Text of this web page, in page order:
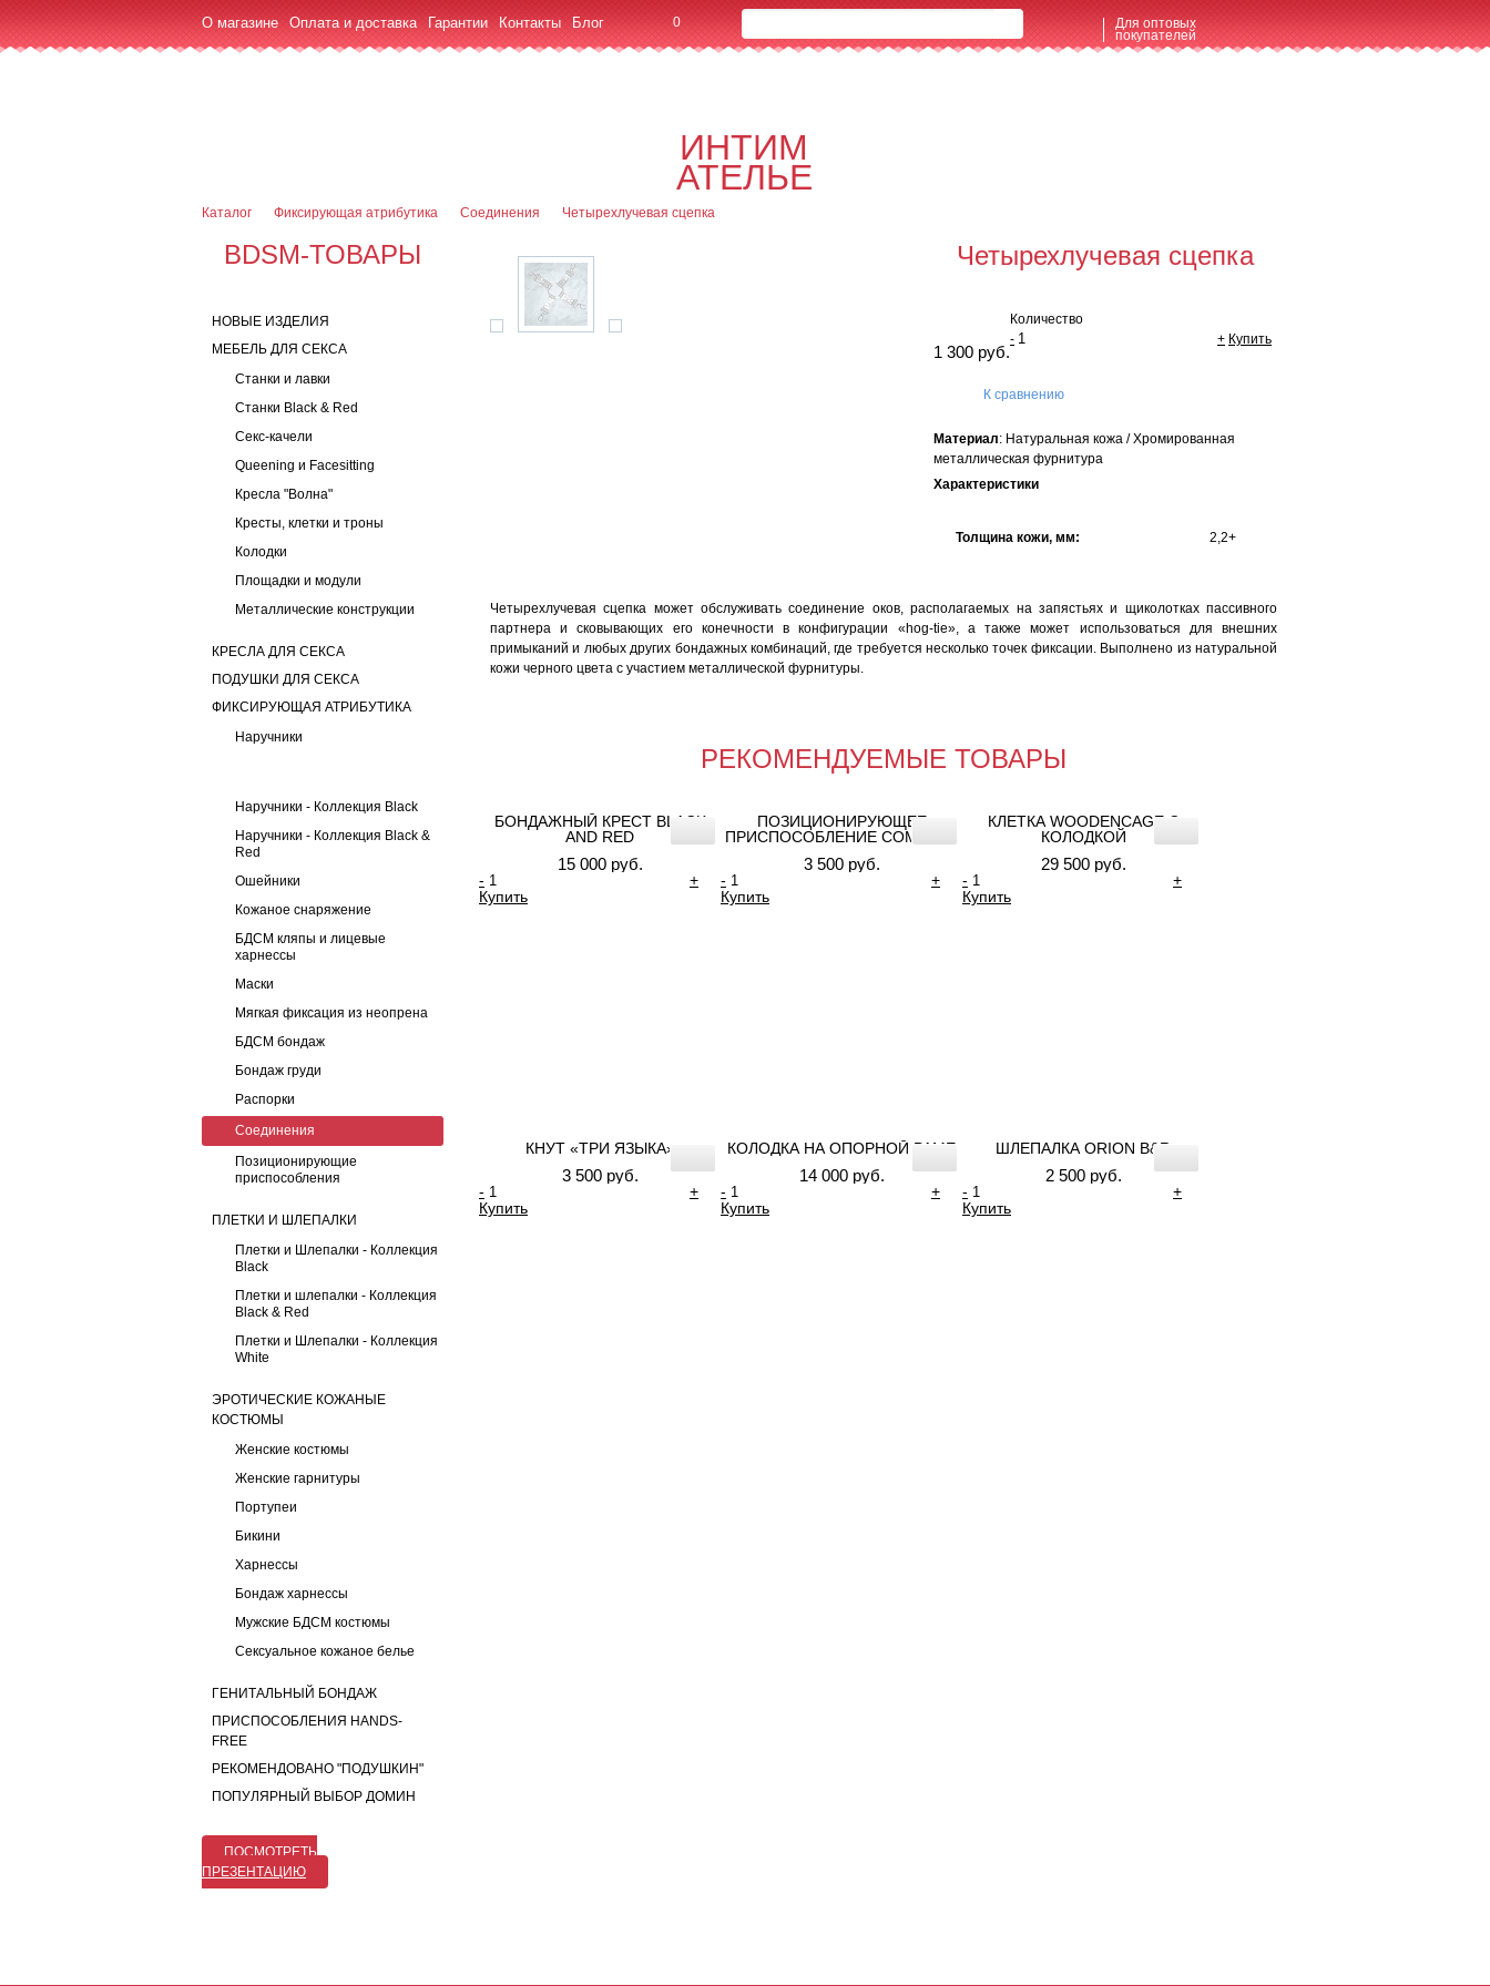
О магазине Оплата и доставка Гарантии Контакты Блог 0 Для оптовых
покупателей
ИНТИМ
АТЕЛЬЕ
Каталог Фиксирующая атрибутика Соединения Четырехлучевая сцепка
BDSM-ТОВАРЫ
НОВЫЕ ИЗДЕЛИЯ
МЕБЕЛЬ ДЛЯ СЕКСА
Станки и лавки
Станки Black & Red
Секс-качели
Queening и Facesitting
Кресла "Волна"
Кресты, клетки и троны
Колодки
Площадки и модули
Металлические конструкции
КРЕСЛА ДЛЯ СЕКСА
ПОДУШКИ ДЛЯ СЕКСА
ФИКСИРУЮЩАЯ АТРИБУТИКА
Наручники
Наручники - Коллекция Black
Наручники - Коллекция Black &
Red
Ошейники
Кожаное снаряжение
БДСМ кляпы и лицевые
харнессы
Маски
Мягкая фиксация из неопрена
БДСМ бондаж
Бондаж груди
Распорки
Соединения
Позиционирующие
приспособления
ПЛЕТКИ И ШЛЕПАЛКИ
Плетки и Шлепалки - Коллекция
Black
Плетки и шлепалки - Коллекция
Black & Red
Плетки и Шлепалки - Коллекция
White
ЭРОТИЧЕСКИЕ КОЖАНЫЕ
КОСТЮМЫ
Женские костюмы
Женские гарнитуры
Портупеи
Бикини
Харнессы
Бондаж харнессы
Мужские БДСМ костюмы
Сексуальное кожаное белье
ГЕНИТАЛЬНЫЙ БОНДАЖ
ПРИСПОСОБЛЕНИЯ HANDS-
FREE
РЕКОМЕНДОВАНО "ПОДУШКИН"
ПОПУЛЯРНЫЙ ВЫБОР ДОМИН
ПОСМОТРЕТЬ
ПРЕЗЕНТАЦИЮ
Четырехлучевая сцепка
1 300 руб.
Количество
-
+ Купить
К сравнению
Материал: Натуральная кожа / Хромированная
металлическая фурнитура
Характеристики
Толщина кожи, мм: 2,2+
Четырехлучевая сцепка может обслуживать соединение оков, располагаемых на запястьях и щиколотках пассивного
партнера и сковывающих его конечности в конфигурации «hog-tie», а также может использоваться для внешних
примыканий и любых других бондажных комбинаций, где требуется несколько точек фиксации. Выполнено из натуральной
кожи черного цвета с участием металлической фурнитуры.
РЕКОМЕНДУЕМЫЕ ТОВАРЫ
БОНДАЖНЫЙ КРЕСТ BLACK
AND RED
15 000 руб.
-
+
Купить
ПОЗИЦИОНИРУЮЩЕЕ
ПРИСПОСОБЛЕНИЕ COMPACT
3 500 руб.
-
+
Купить
КЛЕТКА WOODENCAGE С
КОЛОДКОЙ
29 500 руб.
-
+
Купить
КНУТ «ТРИ ЯЗЫКА»
3 500 руб.
-
+
Купить
КОЛОДКА НА ОПОРНОЙ РАМЕ
14 000 руб.
-
+
Купить
ШЛЕПАЛКА ORION B&R
2 500 руб.
-
+
Купить